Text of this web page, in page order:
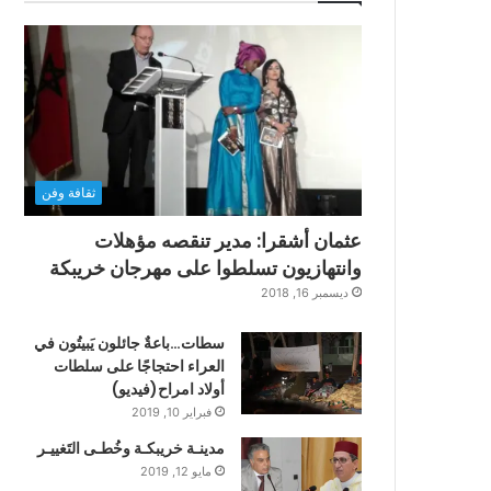
ثقافة وفن
عثمان أشقرا: مدير تنقصه مؤهلات
وانتهازيون تسلطوا على مهرجان خريبكة
ديسمبر 16, 2018
سطات…باعةٌ جائلون يَبيتُون في
العراء احتجاجًا على سلطات
أولاد امراح(فيديو)
فبراير 10, 2019
مدينـة خريبكـة وخُطـى التَغييـر
مايو 12, 2019